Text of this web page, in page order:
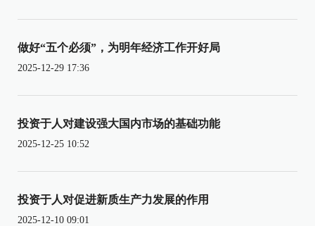
做好“五个必须”，为明年经济工作开好局
2025-12-29 17:36
投资于人对建设强大国内市场的基础功能
2025-12-25 10:52
投资于人对促进新质生产力发展的作用
2025-12-10 09:01